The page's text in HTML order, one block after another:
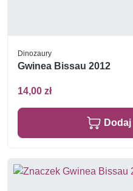
Dinozaury
Gwinea Bissau 2012
14,00 zł